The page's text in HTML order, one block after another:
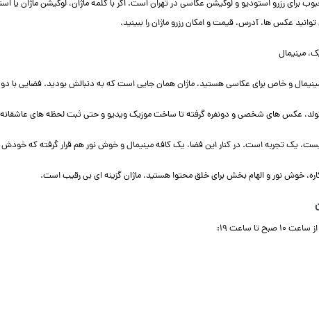
برای رزرو استودیو و لوکیشن عکاسی در تهران است. اگر با کلمه ماژان، لوکیشن ماژان یا
عکس ها، آدرس، قیمت و امکان رزرو ماژان را ببینید.
مینیمال
و خاص برای عکاسی هستید، ماژان همان جایی است که به دنبالش بودید. فضایی با
تولد، عکس های شخصی و دونفره گرفته تا ساخت موزیک ویدیو و حتی ثبت لحظه های
یک تجربه است. در کنار این فضا، یک کافه مینیمال و خوش نور هم قرار گرفته که
خوش نور و الهام بخش برای خلق محتوا هستید، ماژان گزینه ای بی رقیب است.
تا ساعت ۱۹: